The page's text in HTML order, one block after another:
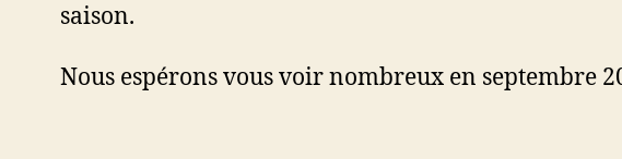
saison.
Nous espérons vous voir nombreux en septembre